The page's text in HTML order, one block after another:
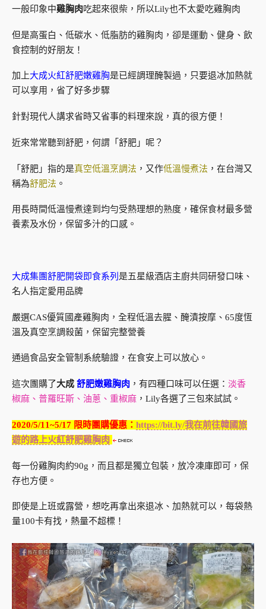
一般印象中雞胸肉吃起來很柴，所以Lily也不太愛吃雞胸肉
但是高蛋白、低碳水、低脂肪的雞胸肉，卻是運動、健身、飲
食控制的好朋友！
加上大成火紅舒肥嫩雞胸是已經調理醃製過，只要退冰加熱就
可以享用，省了好多步驟
針對現代人講求省時又省事的料理來說，真的很方便！
近來常常聽到舒肥，何謂「舒肥」呢？
「舒肥」指的是真空低溫烹調法 ，又作低溫慢煮法 ，在台灣又
稱為舒肥法 。
用長時間低溫慢煮達到均勻受熱理想的熟度，確保食材最多營
養素及水份，保留多汁的口感。
大成集團舒肥開袋即食系列 是五星級酒店主廚共同研發口味、
名人指定愛用品牌
嚴選CAS優質國產雞胸肉，全程低溫去腥、醃漬按摩、65度恆
溫及真空烹調殺菌，保留完整營養
通過食品安全管制系統驗證，在食安上可以放心。
這次團購了大成 舒肥嫩雞胸肉 ，有四種口味可以任選： 淡香
椒麻、普羅旺斯、油蔥、重椒麻 ，Lily各選了三包來試試。
2020/5/11~5/17 限時團購優惠： https://bit.ly/我在前往韓國旅
遊的路上火紅舒肥雞胸肉
每一份雞胸肉約90g，而且都是獨立包裝，放冷凍庫即可，保
存也方便。
即使是上班或露營，想吃再拿出來退冰、加熱就可以，每袋熱
量100卡有找，熱量不超標！